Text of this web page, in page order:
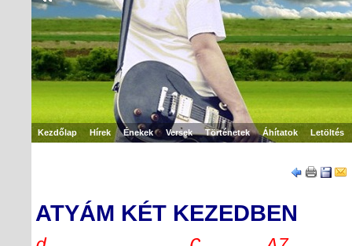
Kezdőlap Hírek Énekek Versek Történetek Áhítatok Letöltés
ATYÁM KÉT KEZEDBEN